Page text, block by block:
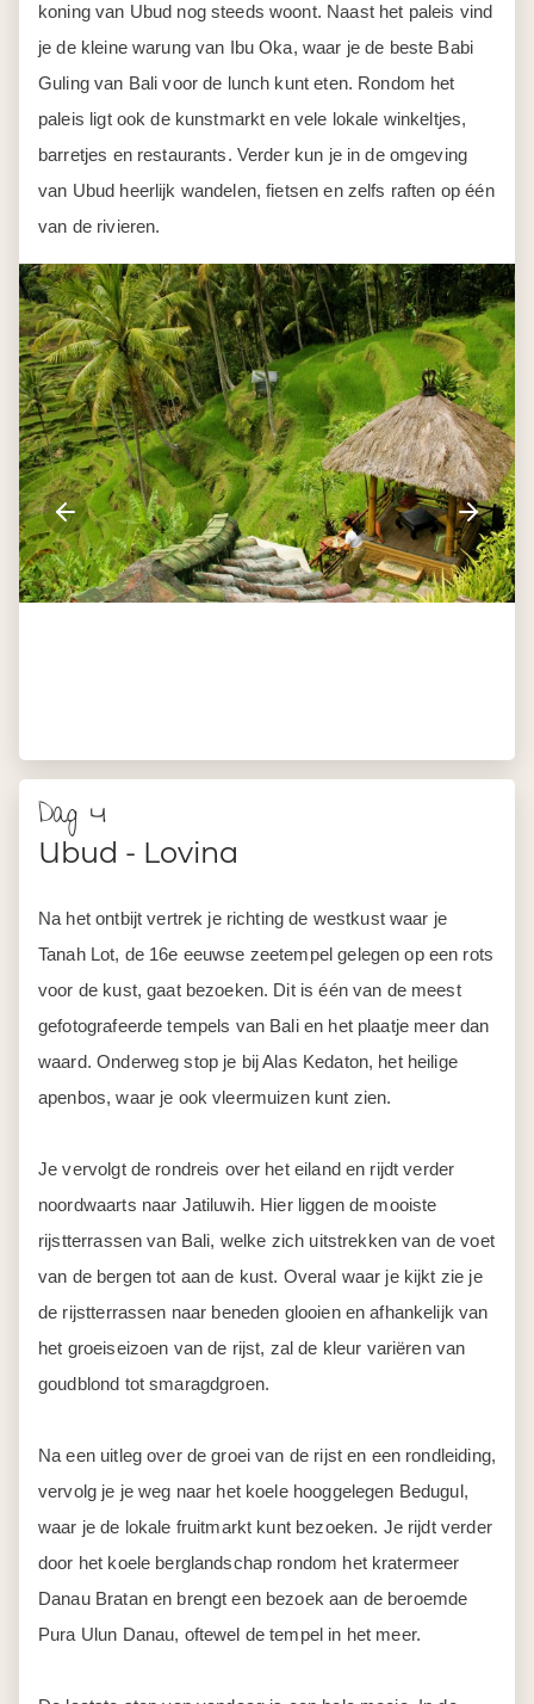
koning van Ubud nog steeds woont. Naast het paleis vind
je de kleine warung van Ibu Oka, waar je de beste Babi
Guling van Bali voor de lunch kunt eten. Rondom het
paleis ligt ook de kunstmarkt en vele lokale winkeltjes,
barretjes en restaurants. Verder kun je in de omgeving
van Ubud heerlijk wandelen, fietsen en zelfs raften op één
van de rivieren.
Dag 4
Ubud - Lovina
Na het ontbijt vertrek je richting de westkust waar je
Tanah Lot, de 16e eeuwse zeetempel gelegen op een rots
voor de kust, gaat bezoeken. Dit is één van de meest
gefotografeerde tempels van Bali en het plaatje meer dan
waard. Onderweg stop je bij Alas Kedaton, het heilige
apenbos, waar je ook vleermuizen kunt zien.
Je vervolgt de rondreis over het eiland en rijdt verder
noordwaarts naar Jatiluwih. Hier liggen de mooiste
rijstterrassen van Bali, welke zich uitstrekken van de voet
van de bergen tot aan de kust. Overal waar je kijkt zie je
de rijstterrassen naar beneden glooien en afhankelijk van
het groeiseizoen van de rijst, zal de kleur variëren van
goudblond tot smaragdgroen.
Na een uitleg over de groei van de rijst en een rondleiding,
vervolg je je weg naar het koele hooggelegen Bedugul,
waar je de lokale fruitmarkt kunt bezoeken. Je rijdt verder
door het koele berglandschap rondom het kratermeer
Danau Bratan en brengt een bezoek aan de beroemde
Pura Ulun Danau, oftewel de tempel in het meer.